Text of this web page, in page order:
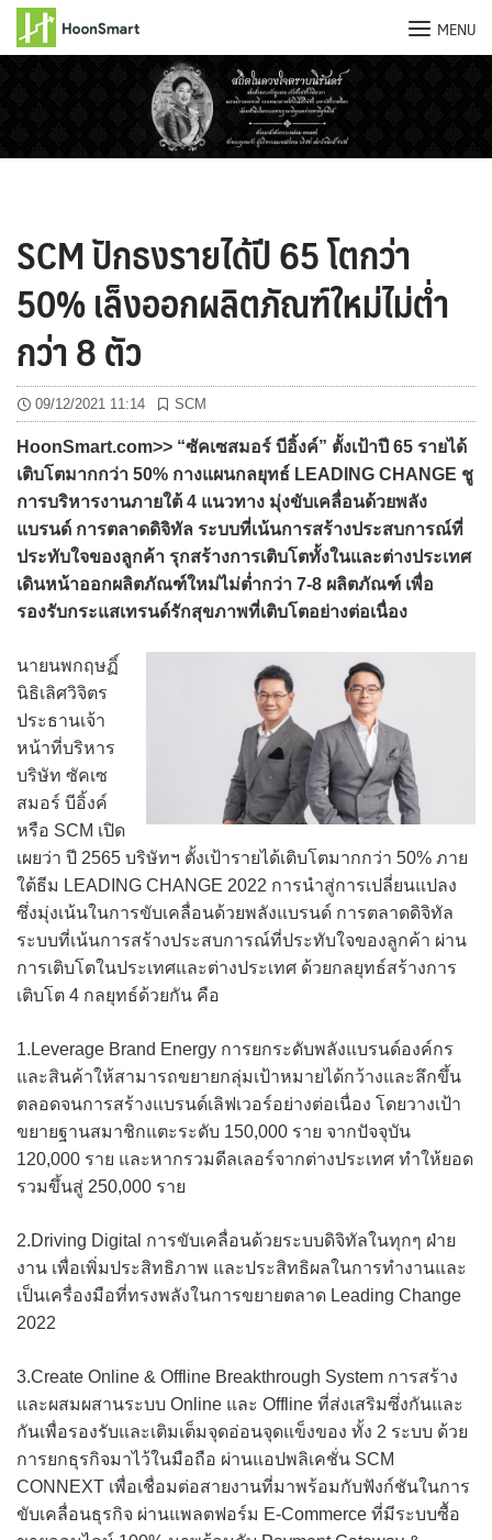
MENU
SCM ปักธงรายได้ปี 65 โตกว่า
50% เล็งออกผลิตภัณฑ์ใหม่ไม่ต่ำ
กว่า 8 ตัว
09/12/2021 11:14 SCM
HoonSmart.com>> “ซัคเซสมอร์ บีอิ้งค์” ตั้งเป้าปี 65 รายได้
เติบโตมากกว่า 50% กางแผนกลยุทธ์ LEADING CHANGE ชู
การบริหารงานภายใต้ 4 แนวทาง มุ่งขับเคลื่อนด้วยพลัง
แบรนด์ การตลาดดิจิทัล ระบบที่เน้นการสร้างประสบการณ์ที่
ประทับใจของลูกค้า รุกสร้างการเติบโตทั้งในและต่างประเทศ
เดินหน้าออกผลิตภัณฑ์ใหม่ไม่ต่ำกว่า 7-8 ผลิตภัณฑ์ เพื่อ
รองรับกระแสเทรนด์รักสุขภาพที่เติบโตอย่างต่อเนื่อง
นายนพกฤษฏิ์
นิธิเลิศวิจิตร
ประธานเจ้า
หน้าที่บริหาร
บริษัท ซัคเซ
สมอร์ บีอิ้งค์
หรือ SCM เปิด
เผยว่า ปี 2565 บริษัทฯ ตั้งเป้ารายได้เติบโตมากกว่า 50% ภาย
ใต้ธีม LEADING CHANGE 2022 การนำสู่การเปลี่ยนแปลง
ซึ่งมุ่งเน้นในการขับเคลื่อนด้วยพลังแบรนด์ การตลาดดิจิทัล
ระบบที่เน้นการสร้างประสบการณ์ที่ประทับใจของลูกค้า ผ่าน
การเติบโตในประเทศและต่างประเทศ ด้วยกลยุทธ์สร้างการ
เติบโต 4 กลยุทธ์ด้วยกัน คือ
1.Leverage Brand Energy การยกระดับพลังแบรนด์องค์กร
และสินค้าให้สามารถขยายกลุ่มเป้าหมายได้กว้างและลึกขึ้น
ตลอดจนการสร้างแบรนด์เลิฟเวอร์อย่างต่อเนื่อง โดยวางเป้า
ขยายฐานสมาชิกแตะระดับ 150,000 ราย จากปัจจุบัน
120,000 ราย และหากรวมดีลเลอร์จากต่างประเทศ ทำให้ยอด
รวมขึ้นสู่ 250,000 ราย
2.Driving Digital การขับเคลื่อนด้วยระบบดิจิทัลในทุกๆ ฝ่าย
งาน เพื่อเพิ่มประสิทธิภาพ และประสิทธิผลในการทำงานและ
เป็นเครื่องมือที่ทรงพลังในการขยายตลาด Leading Change
2022
3.Create Online & Offline Breakthrough System การสร้าง
และผสมผสานระบบ Online และ Offline ที่ส่งเสริมซึ่งกันและ
กันเพื่อรองรับและเติมเต็มจุดอ่อนจุดแข็งของ ทั้ง 2 ระบบ ด้วย
การยกธุรกิจมาไว้ในมือถือ ผ่านแอปพลิเคชั่น SCM
CONNEXT เพื่อเชื่อมต่อสายงานที่มาพร้อมกับฟังก์ชันในการ
ขับเคลื่อนธุรกิจ ผ่านแพลตฟอร์ม E-Commerce ที่มีระบบซื้อ